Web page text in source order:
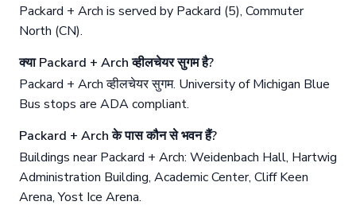
Packard + Arch is served by Packard (5), Commuter
North (CN).
क्या Packard + Arch व्हीलचेयर सुगम है?
Packard + Arch व्हीलचेयर सुगम. University of Michigan Blue
Bus stops are ADA compliant.
Packard + Arch के पास कौन से भवन हैं?
Buildings near Packard + Arch: Weidenbach Hall, Hartwig
Administration Building, Academic Center, Cliff Keen
Arena, Yost Ice Arena.